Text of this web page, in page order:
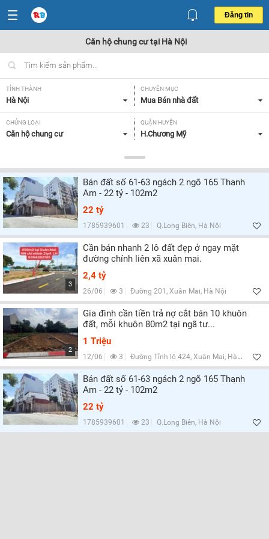
Đăng tin
Căn hộ chung cư tại Hà Nội
TỈNH THÀNH
Hà Nội
CHUYÊN MỤC
Mua Bán nhà đất
CHỦNG LOẠI
Căn hộ chung cư
QUẬN HUYỆN
H.Chương Mỹ
Tất cả
MỨC GIÁ
Tất cả
SỐ PHÒNG NGỦ
Tất cả
CĂN GÓC/ CĂN THƯỜNG
HƯỚNG CỬA CHÍNH
Bắc,
HƯỚNG BAN CÔNG
Tất cả
GIẤY TỜ PHÁP LÝ
Tất cả
Lọc
Bán đất số 61-63 ngách 2 ngõ 165 Thanh
Am - 22 tỷ - 102m2
22 tỷ
1785939601 23 Q.Long Biên, Hà Nội
3
Cần bán nhanh 2 lô đất đẹp ở ngay mặt
đường chính liên xã xuân mai.
2,4 tỷ
26/06 3 Đường 201, Xuân Mai, Hà Nội
2
Gia đình cần tiền trả nợ cắt bán 10 khuôn
đất, mỗi khuôn 80m2 tại ngã tư...
1 Triệu
12/06 3 Đường Tỉnh lộ 424, Xuân Mai, Hà Nội
Bán đất số 61-63 ngách 2 ngõ 165 Thanh
Am - 22 tỷ - 102m2
22 tỷ
1785939601 23 Q.Long Biên, Hà Nội